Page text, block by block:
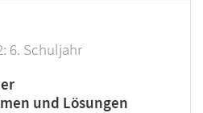
6. Schuljahr
und Lösungen